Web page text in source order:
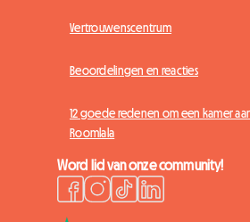
Vertrouwenscentrum
Beoordelingen en reacties
12 goede redenen om een kamer
Roomlala
Word lid van onze community!